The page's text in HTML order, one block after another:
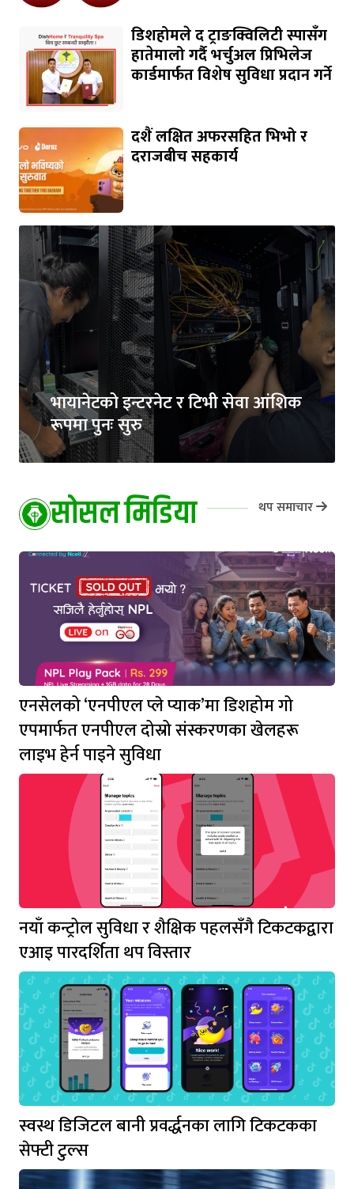
डिशहोमले द ट्राङक्विलिटी स्पासँग
हातेमालो गर्दै भर्चुअल प्रिभिलेज
कार्डमार्फत विशेष सुविधा प्रदान गर्ने
दशैं लक्षित अफरसहित भिभो र
दराजबीच सहकार्य
भायानेटको इन्टरनेट र टिभी सेवा आंशिक
रूपमा पुनः सुरु
सोसल मिडिया थप समाचार
एनसेलको ‘एनपीएल प्ले प्याक’मा डिशहोम गो
एपमार्फत एनपीएल दोस्रो संस्करणका खेलहरू
लाइभ हेर्न पाइने सुविधा
नयाँ कन्ट्रोल सुविधा र शैक्षिक पहलसँगै टिकटकद्वारा
एआइ पारदर्शिता थप विस्तार
स्वस्थ डिजिटल बानी प्रवर्द्धनका लागि टिकटकका
सेफ्टी टुल्स